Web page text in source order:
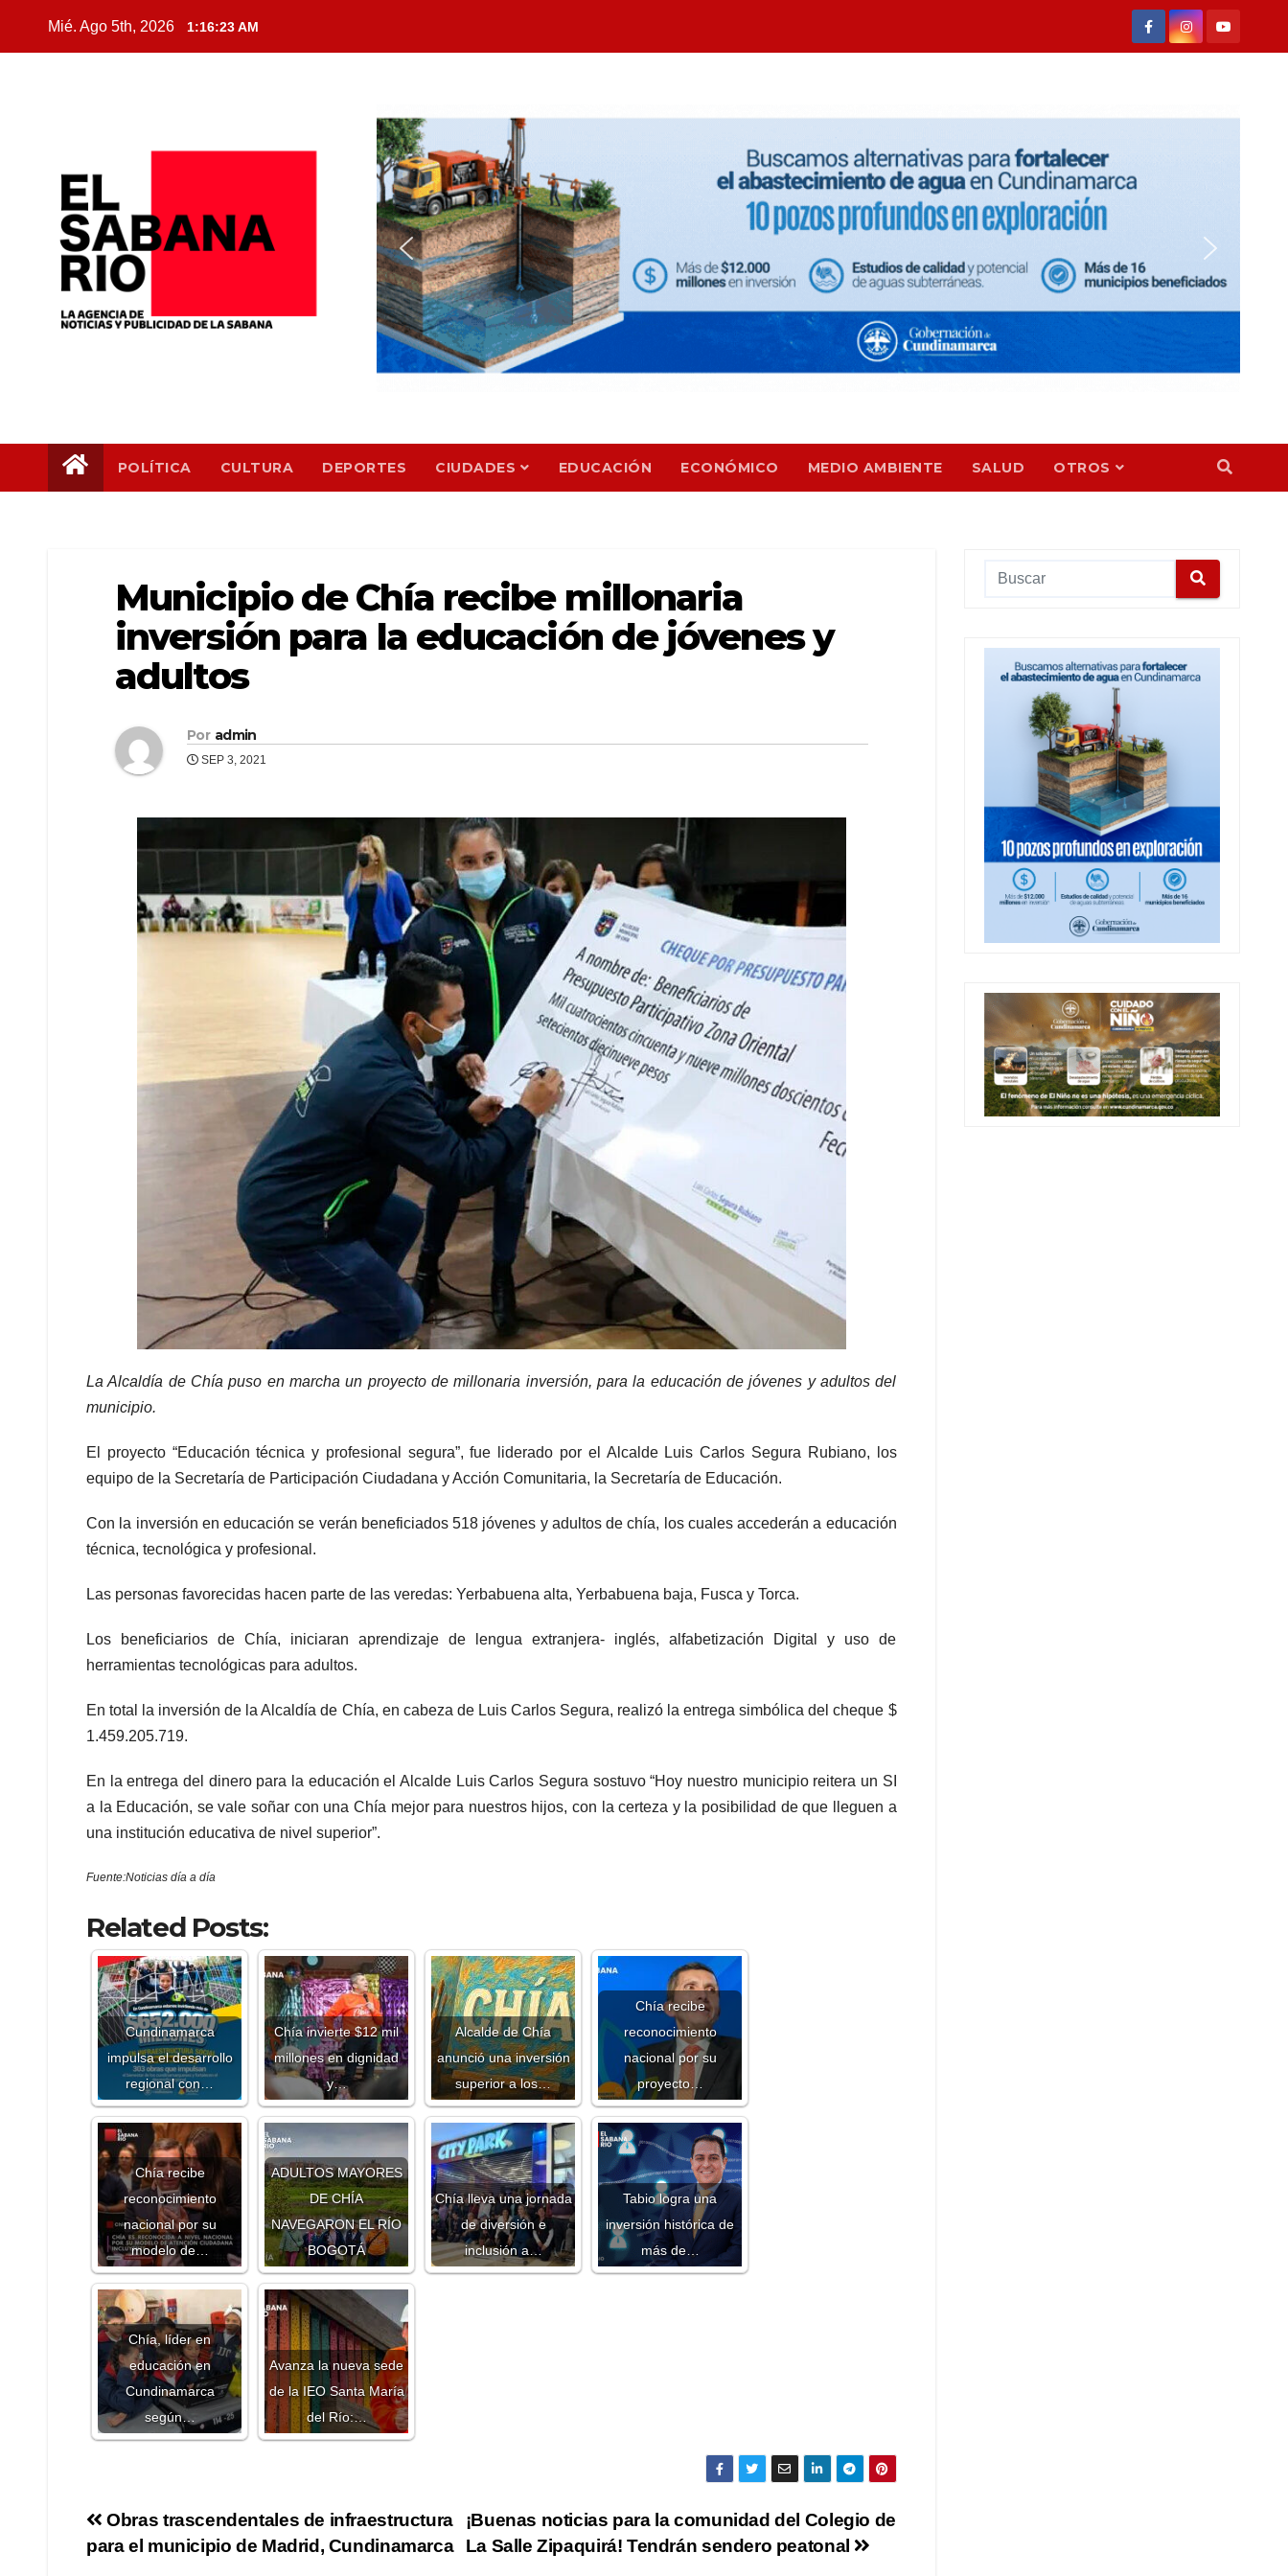
Mié. Ago 5th, 2026 1:16:24 AM
POLÍTICA CULTURA DEPORTES CIUDADES EDUCACIÓN ECONÓMICO MEDIO AMBIENTE SALUD OTROS
Municipio de Chía recibe millonaria
inversión para la educación de jóvenes y
adultos
Por admin
SEP 3, 2021
La Alcaldía de Chía puso en marcha un proyecto de millonaria inversión, para la educación de jóvenes y adultos del
municipio.
El proyecto “Educación técnica y profesional segura”, fue liderado por el Alcalde Luis Carlos Segura Rubiano, los
equipo de la Secretaría de Participación Ciudadana y Acción Comunitaria, la Secretaría de Educación.
Con la inversión en educación se verán beneficiados 518 jóvenes y adultos de chía, los cuales accederán a educación
técnica, tecnológica y profesional.
Las personas favorecidas hacen parte de las veredas: Yerbabuena alta, Yerbabuena baja, Fusca y Torca.
Los beneficiarios de Chía, iniciaran aprendizaje de lengua extranjera- inglés, alfabetización Digital y uso de
herramientas tecnológicas para adultos.
En total la inversión de la Alcaldía de Chía, en cabeza de Luis Carlos Segura, realizó la entrega simbólica del cheque $
1.459.205.719.
En la entrega del dinero para la educación el Alcalde Luis Carlos Segura sostuvo “Hoy nuestro municipio reitera un SI
a la Educación, se vale soñar con una Chía mejor para nuestros hijos, con la certeza y la posibilidad de que lleguen a
una institución educativa de nivel superior”.
Fuente:Noticias día a día
Related Posts:
Cundinamarca
impulsa el desarrollo
regional con…
Chía invierte $12 mil
millones en dignidad
y…
Alcalde de Chía
anunció una inversión
superior a los…
Chía recibe
reconocimiento
nacional por su
proyecto…
Chía recibe
reconocimiento
nacional por su
modelo de…
ADULTOS MAYORES
DE CHÍA
NAVEGARON EL RÍO
BOGOTÁ
Chía lleva una jornada
de diversión e
inclusión a…
Tabio logra una
inversión histórica de
más de…
Chía, líder en
educación en
Cundinamarca
según…
Avanza la nueva sede
de la IEO Santa María
del Río:…
¡Buenas noticias para la comunidad del Colegio de
La Salle Zipaquirá! Tendrán sendero peatonal
Obras trascendentales de infraestructura
para el municipio de Madrid, Cundinamarca